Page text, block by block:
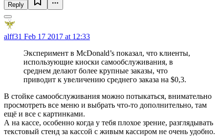
Reply
alff31 Feb 17 2017 at 12:33
Эксперимент в McDonald’s показал, что клиенты,
использующие киоски самообслуживания, в
среднем делают более крупные заказы, что
приводит к увеличению среднего заказа на $0,3.
В стойке самообслуживания можно потыкаться, внимательно
просмотреть все меню и выбрать что-то дополнительно, там
ещё и все с картинками.
А на кассе, особенно когда у тебя плохое зрение, разглядывать
текстовый стенд за кассой с живым кассиром не очень удобно.